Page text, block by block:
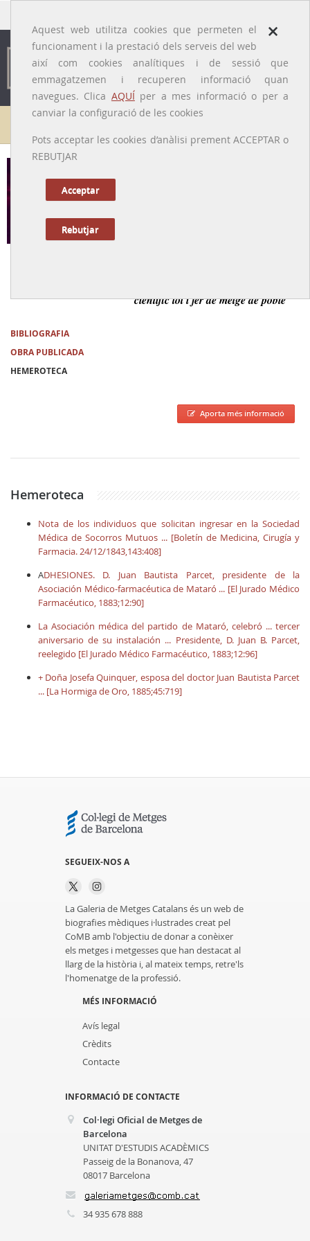
×
Aquest web utilitza cookies que permeten el
funcionament i la prestació dels serveis del web
així com cookies analítiques i de sessió que
emmagatzemen i recuperen informació quan
navegues. Clica AQUÍper a mes informació o per a
canviar la configuració de les cookies
Pots acceptar les cookies d’anàlisi prement ACCEPTAR o
REBUTJAR
Acceptar
Rebutjar
Galeria de metges
[Manlleu, 1814 – Vilassar de Dalt, 1891]
científic tot i fer de metge de poble
BIBLIOGRAFIA
OBRA PUBLICADA
HEMEROTECA
Aporta més informació
Hemeroteca
Nota de los individuos que solicitan ingresar en la Sociedad
Médica de Socorros Mutuos ... [Boletín de Medicina, Cirugía y
Farmacia. 24/12/1843,143:408]
ADHESIONES. D. Juan Bautista Parcet, presidente de la
Asociación Médico-farmacéutica de Mataró ... [El Jurado Médico
Farmacéutico, 1883;12:90]
La Asociación médica del partido de Mataró, celebró ... tercer
aniversario de su instalación ... Presidente, D. Juan B. Parcet,
reelegido [El Jurado Médico Farmacéutico, 1883;12:96]
+ Doña Josefa Quinquer, esposa del doctor Juan Bautista Parcet
... [La Hormiga de Oro, 1885;45:719]
SEGUEIX-NOS A
La Galeria de Metges Catalans és un web de
biografies mèdiques i·lustrades creat pel
CoMB amb l'objectiu de donar a conèixer
els metges i metgesses que han destacat al
llarg de la història i, al mateix temps, retre'ls
l'homenatge de la professió.
MÉS INFORMACIÓ
Avís legal
Crèdits
Contacte
INFORMACIÓ DE CONTACTE
Col·legi Oficial de Metges de
Barcelona
UNITAT D'ESTUDIS ACADÈMICS
Passeig de la Bonanova, 47
08017 Barcelona
34 935 678 888